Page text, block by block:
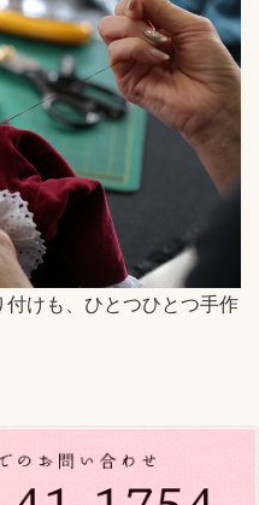
n
a
v
a
o
けも、ひとつひとつ手作